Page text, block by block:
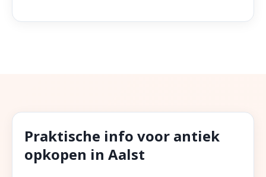
Praktische info voor antiek
opkopen in Aalst